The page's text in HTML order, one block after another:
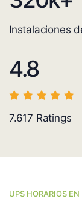
Instalaciones
4.8
7.617 Ratings
UPS HORARIOS